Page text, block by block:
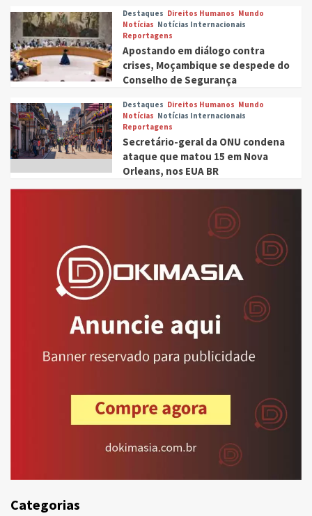
Destaques Direitos Humanos Mundo
Notícias Notícias Internacionais
Reportagens
Apostando em diálogo contra
crises, Moçambique se despede do
Conselho de Segurança
Destaques Direitos Humanos Mundo
Notícias Notícias Internacionais
Reportagens
Secretário-geral da ONU condena
ataque que matou 15 em Nova
Orleans, nos EUA BR
Categorias